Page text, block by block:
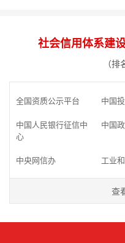
社会信用体系建
（
全国资质公示平台 中国
中国人民银行征信中
心
中国
中央网信办 工业
查